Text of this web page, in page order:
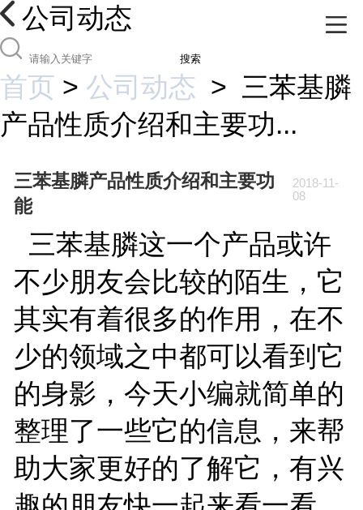
公司动态
搜索
首页 > 公司动态 > 三苯基膦
产品性质介绍和主要功...
三苯基膦产品性质介绍和主要功
能
2018-11-
08
三苯基膦这一个产品或许
不少朋友会比较的陌生，它
其实有着很多的作用，在不
少的领域之中都可以看到它
的身影，今天小编就简单的
整理了一些它的信息，来帮
助大家更好的了解它，有兴